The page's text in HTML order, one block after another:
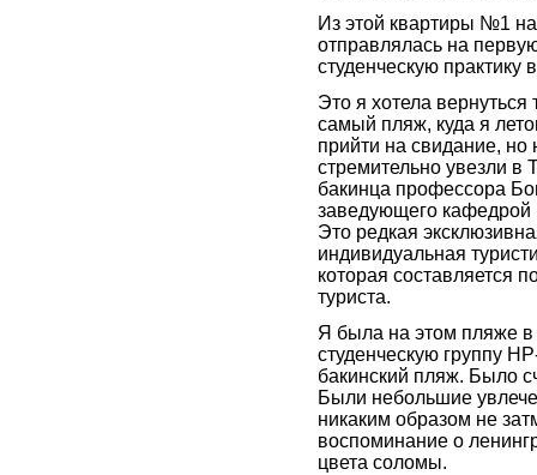
Из этой квартиры №1
отправлялась на
студенческую практику
Это я хотела вернуться
самый пляж, куда я
прийти на свидание,
стремительно увезли в
бакинца профессора
заведующего кафедрой
Это редкая
индивидуальная
которая составляется
туриста.
Я была на этом пляже
студенческую группу
бакинский пляж. Было
Были небольшие
никаким образом не
воспоминание о
цвета соломы.